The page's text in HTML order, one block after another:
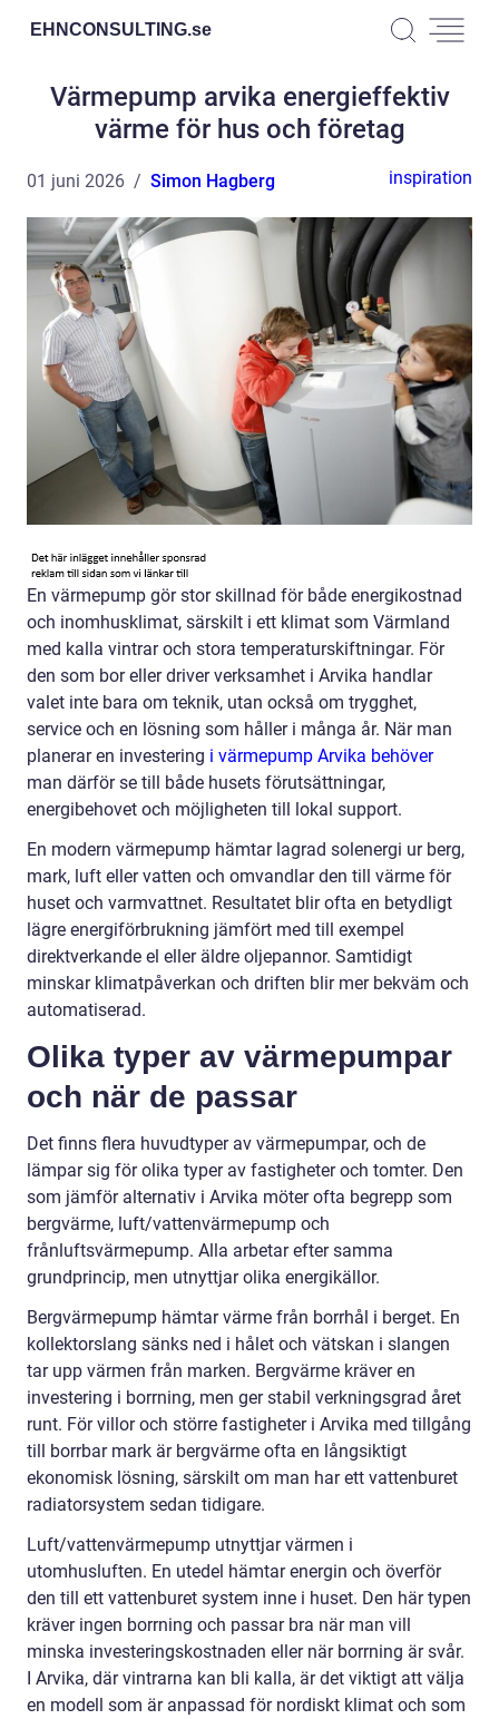
EHNCONSULTING.se
Värmepump arvika energieffektiv
värme för hus och företag
01 juni 2026 Simon Hagberg inspiration
En värmepump gör stor skillnad för både energikostnad
och inomhusklimat, särskilt i ett klimat som Värmland
med kalla vintrar och stora temperaturskiftningar. För
den som bor eller driver verksamhet i Arvika handlar
valet inte bara om teknik, utan också om trygghet,
service och en lösning som håller i många år. När man
planerar en investering i värmepump Arvika behöver
man därför se till både husets förutsättningar,
energibehovet och möjligheten till lokal support.
En modern värmepump hämtar lagrad solenergi ur berg,
mark, luft eller vatten och omvandlar den till värme för
huset och varmvattnet. Resultatet blir ofta en betydligt
lägre energiförbrukning jämfört med till exempel
direktverkande el eller äldre oljepannor. Samtidigt
minskar klimatpåverkan och driften blir mer bekväm och
automatiserad.
Olika typer av värmepumpar
och när de passar
Det finns flera huvudtyper av värmepumpar, och de
lämpar sig för olika typer av fastigheter och tomter. Den
som jämför alternativ i Arvika möter ofta begrepp som
bergvärme, luft/vattenvärmepump och
frånluftsvärmepump. Alla arbetar efter samma
grundprincip, men utnyttjar olika energikällor.
Bergvärmepump hämtar värme från borrhål i berget. En
kollektorslang sänks ned i hålet och vätskan i slangen
tar upp värmen från marken. Bergvärme kräver en
investering i borrning, men ger stabil verkningsgrad året
runt. För villor och större fastigheter i Arvika med tillgång
till borrbar mark är bergvärme ofta en långsiktigt
ekonomisk lösning, särskilt om man har ett vattenburet
radiatorsystem sedan tidigare.
Luft/vattenvärmepump utnyttjar värmen i
utomhusluften. En utedel hämtar energin och överför
den till ett vattenburet system inne i huset. Den här typen
kräver ingen borrning och passar bra när man vill
minska investeringskostnaden eller när borrning är svår.
I Arvika, där vintrarna kan bli kalla, är det viktigt att välja
en modell som är anpassad för nordiskt klimat och som